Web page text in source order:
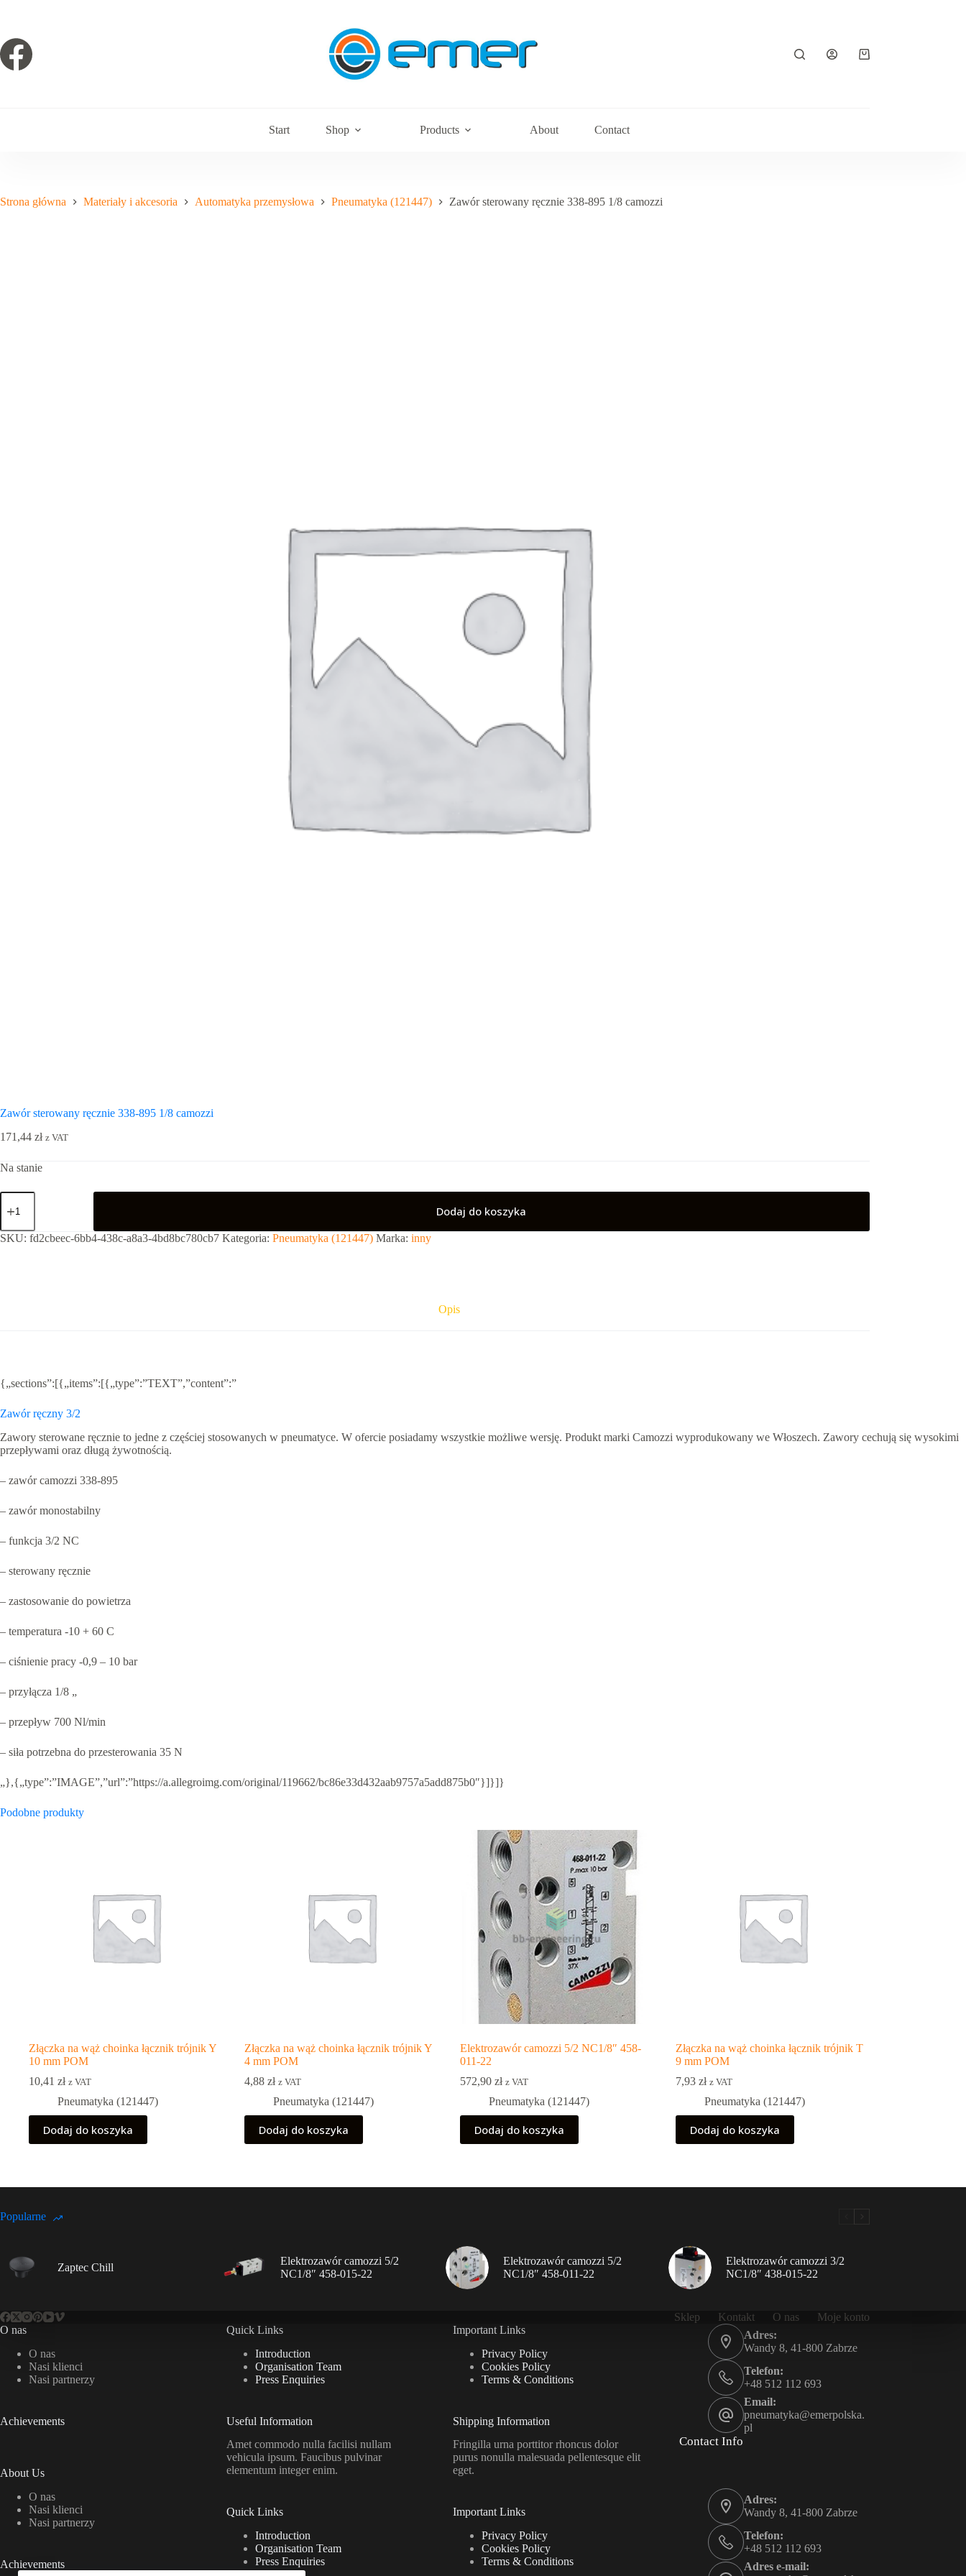
Koszyk
Start Shop Products About Contact
Strona główna Materiały i akcesoria Automatyka przemysłowa Pneumatyka (121447) Zawór sterowany ręcznie 338-895 1/8 camozzi
Zawór sterowany ręcznie 338-895 1/8 camozzi
171,44 zł z VAT
Na stanie
ilość
Zawór
ręcznie
338-
Dodaj do koszyka
SKU: fd2cbeec-6bb4-438c-a8a3-4bd8bc780cb7 Kategoria: Pneumatyka (121447) Marka: inny
Opis
{„sections”:[{„items”:[{„type”:”TEXT”,”content”:”
Zawór ręczny 3/2
Zawory sterowane ręcznie to jedne z częściej stosowanych w pneumatyce. W ofercie posiadamy wszystkie możliwe wersję. Produkt marki Camozzi wyprodukowany we Włoszech. Zawory cechują się wysokimi
przepływami oraz długą żywotnością.
– zawór camozzi 338-895
– zawór monostabilny
– funkcja 3/2 NC
– sterowany ręcznie
– zastosowanie do powietrza
– temperatura -10 + 60 C
– ciśnienie pracy -0,9 – 10 bar
– przyłącza 1/8 „
– przepływ 700 Nl/min
– siła potrzebna do przesterowania 35 N
„},{„type”:”IMAGE”,”url”:”https://a.allegroimg.com/original/119662/bc86e33d432aab9757a5add875b0″}]}]}
Podobne produkty
Złączka na wąż choinka łącznik trójnik Y
10 mm POM
10,41 zł z VAT
Pneumatyka (121447)
Dodaj do koszyka
Złączka na wąż choinka łącznik trójnik Y
4 mm POM
4,88 zł z VAT
Pneumatyka (121447)
Dodaj do koszyka
Elektrozawór camozzi 5/2 NC1/8″ 458-
011-22
572,90 zł z VAT
Pneumatyka (121447)
Dodaj do koszyka
Złączka na wąż choinka łącznik trójnik T
9 mm POM
7,93 zł z VAT
Pneumatyka (121447)
Dodaj do koszyka
Popularne
Zaptec Chill
Elektrozawór camozzi 5/2
NC1/8″ 458-015-22
Elektrozawór camozzi 5/2
NC1/8″ 458-011-22
Elektrozawór camozzi 3/2
NC1/8″ 438-015-22
Sklep Kontakt O nas
Moje konto
O nas
O nas
Nasi klienci
Nasi partnerzy
Achievements
About Us
O nas
Nasi klienci
Nasi partnerzy
Achievements
Quick Links
Introduction
Organisation Team
Press Enquiries
Useful Information
Amet commodo nulla facilisi nullam
vehicula ipsum. Faucibus pulvinar
elementum integer enim.
Quick Links
Introduction
Organisation Team
Press Enquiries
Important Links
Privacy Policy
Cookies Policy
Terms & Conditions
Shipping Information
Fringilla urna porttitor rhoncus dolor
purus nonulla malesuada pellentesque elit
eget.
Important Links
Privacy Policy
Cookies Policy
Terms & Conditions
Adres:
Wandy 8, 41-800 Zabrze
Telefon:
+48 512 112 693
Email:
pneumatyka@emerpolska.
pl
Contact Info
Adres:
Wandy 8, 41-800 Zabrze
Telefon:
+48 512 112 693
Adres e-mail: